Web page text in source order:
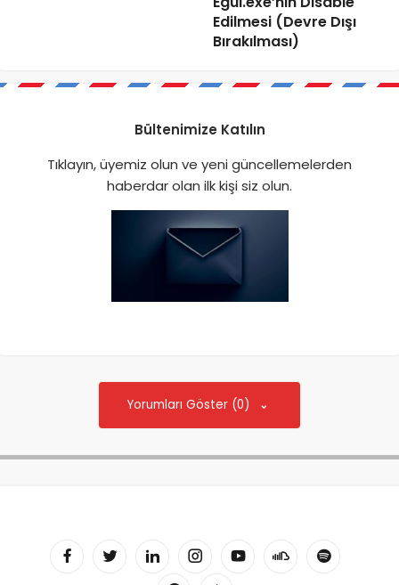
Edilmesi (Devre Dışı
Bırakılması)
Bültenimize Katılın
Tıklayın, üyemiz olun ve yeni güncellemelerden
haberdar olan ilk kişi siz olun.
Yorumları Göster (0)